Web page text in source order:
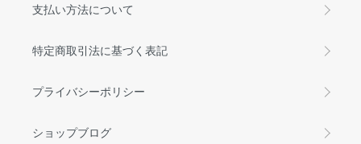
支払い方法について
特定商取引法に基づく表記
プライバシーポリシー
ショップブログ